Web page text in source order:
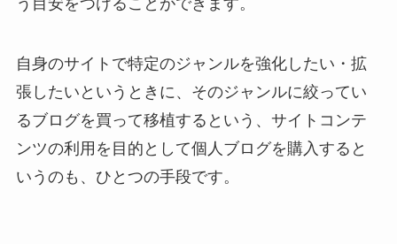
う目安をつけることができます。
自身のサイトで特定のジャンルを強化したい・拡
張したいというときに、そのジャンルに絞ってい
るブログを買って移植するという、サイトコンテ
ンツの利用を目的として個人ブログを購入すると
いうのも、ひとつの手段です。